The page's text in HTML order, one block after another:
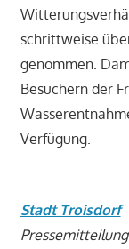
schrittweise
genommen.
Besuchern der
Verfügung.
Stadt Troisdorf